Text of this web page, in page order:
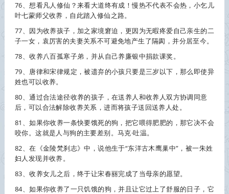
76、想看凡人修仙？来看大道终有成！慢热不代表不会热，小乞儿
叶七蒙师父收养 ，自此踏入修仙之路。
77、因为收养孩子，加之家境窘迫，更因为无暇疼爱自己亲生的二
子一女，袁厉害的夫妻关系不可避免地产生了隔阂，并分居至今。
78、收养八百孤寒子弟，并从自己养廉银中捐款课奖。
79、唐律和宋律规定，被遗弃的小孩只要是三岁以下，那么即使异
姓也可以收养。
80、通过合法途径收养的孩子，在送养人和收养人双方协调同意
后，可以合法解除收养关系，进而将孩子送回送养人处。
81、如果你收养一条快要饿死的狗，把它喂得肥肥的，那它决不会
咬你。这就是人与狗的主要差别。马克·吐温。
82、在《金陵梵刹志》中，说他生于“东洋古木鹰巢中”，被一朱姓
妇人发现并收养。
83、收养女儿之后，终于让宋春丽完成了当母亲的愿望。
84、如果你收养了一只饥饿的狗，并且让它过上了舒服的日子，它